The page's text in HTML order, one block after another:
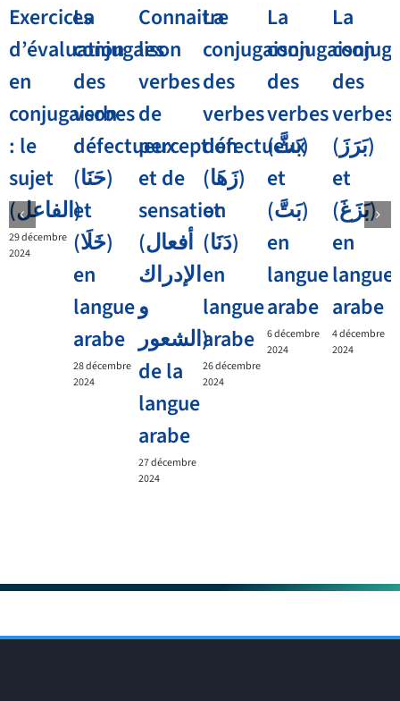
Exercices
d’évaluation
en
conjugaison
: le
sujet
(الفاعل)
29 décembre
2024
La
conjugaison
des
verbes
défectueux
(حَنَا)
et
(خَلَا)
en
langue
arabe
28 décembre
2024
Connaitre
les
verbes
de
perception
et de
sensation
(أفعال
الإدراك
و
الشعور)
de la
langue
arabe
27 décembre
2024
La
conjugaison
des
verbes
défectueux
(زَهَا)
et
(دَنَا)
en
langue
arabe
26 décembre
2024
La
conjugaison
des
verbes
(بَثَّ)
et
(بَتَّ)
en
langue
arabe
6 décembre
2024
La
des
verbes
(بَرَزَ)
et
(بَزَغَ)
en
langue
arabe
4 décembre
2024